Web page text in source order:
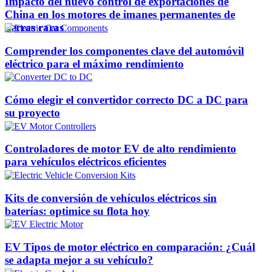
China en los motores de imanes permanentes de
tierras raras
Comprender los componentes clave del automóvil
eléctrico para el máximo rendimiento
Cómo elegir el convertidor correcto DC a DC para
su proyecto
Controladores de motor EV de alto rendimiento
para vehículos eléctricos eficientes
Kits de conversión de vehículos eléctricos sin
baterías: optimice su flota hoy
EV Tipos de motor eléctrico en comparación: ¿Cuál
se adapta mejor a su vehículo?